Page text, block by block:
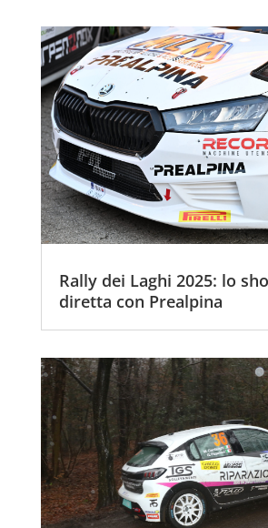
Rally dei Laghi 2025: lo
diretta con Prealpina